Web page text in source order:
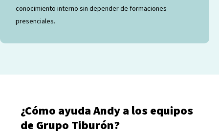
conocimiento interno sin depender de formaciones
presenciales.
¿Cómo ayuda Andy a los equipos
de Grupo Tiburón?